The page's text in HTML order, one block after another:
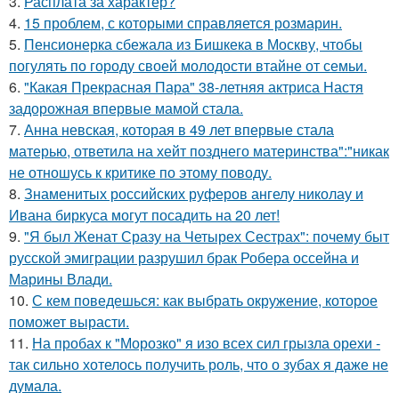
4. 15 проблем, с которыми справляется розмарин.
5. Пенсионерка сбежала из Бишкека в Москву, чтобы
погулять по городу своей молодости втайне от семьи.
6. "Какая Прекрасная Пара" 38-летняя актриса Настя
задорожная впервые мамой стала.
7. Анна невская, которая в 49 лет впервые стала
матерью, ответила на хейт позднего материнства":"никак
не отношусь к критике по этому поводу.
8. Знаменитых российских руферов ангелу николау и
Ивана биркуса могут посадить на 20 лет!
9. "Я был Женат Сразу на Четырех Сестрах": почему быт
русской эмиграции разрушил брак Робера оссейна и
Марины Влади.
10. С кем поведешься: как выбрать окружение, которое
поможет вырасти.
11. На пробах к "Морозко" я изо всех сил грызла орехи -
так сильно хотелось получить роль, что о зубах я даже не
думала.